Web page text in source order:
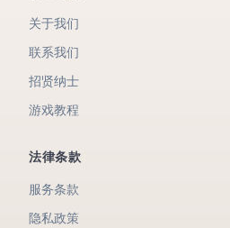
关于我们
联系我们
招贤纳士
游戏教程
法律条款
服务条款
隐私政策